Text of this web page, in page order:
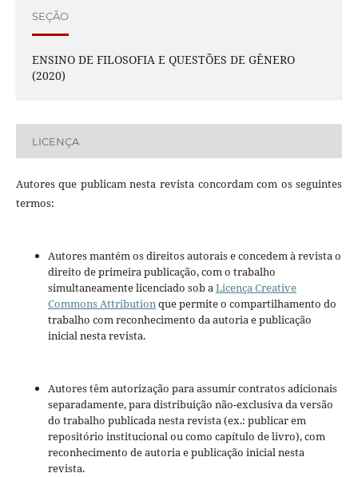
SEÇÃO
ENSINO DE FILOSOFIA E QUESTÕES DE GÊNERO
(2020)
LICENÇA
Autores que publicam nesta revista concordam com os seguintes
termos:
Autores mantém os direitos autorais e concedem à revista o
direito de primeira publicação, com o trabalho
simultaneamente licenciado sob aLicença Creative
Commons Attributionque permite o compartilhamento do
trabalho com reconhecimento da autoria e publicação
inicial nesta revista.
Autores têm autorização para assumir contratos adicionais
separadamente, para distribuição não-exclusiva da versão
do trabalho publicada nesta revista (ex.: publicar em
repositório institucional ou como capítulo de livro), com
reconhecimento de autoria e publicação inicial nesta
revista.